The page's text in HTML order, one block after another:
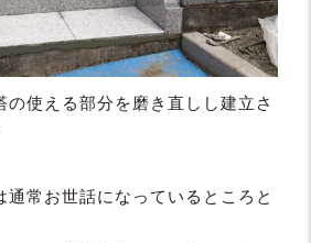
の使える部分を磨き直しし建立さ
通常お世話になっているところと